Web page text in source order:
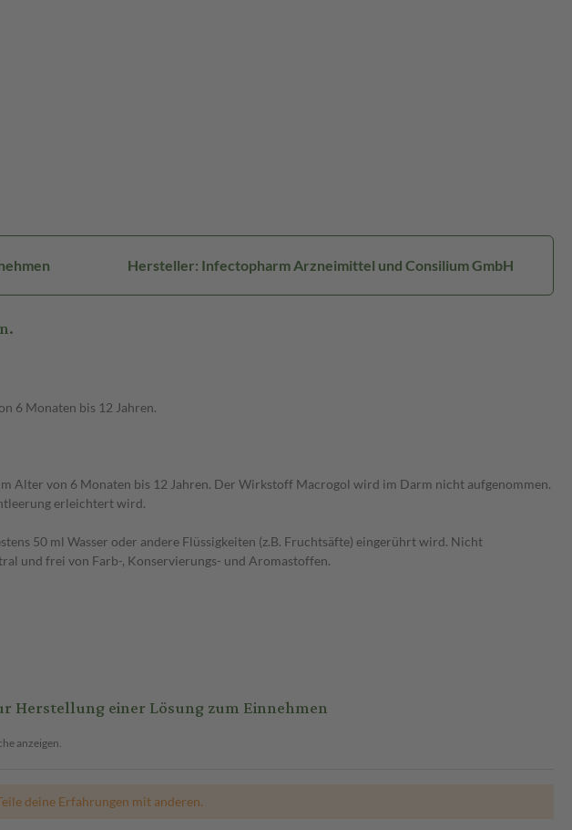
Hersteller: Infectopharm Arzneimittel und Consilium GmbH
6 Monaten bis 12 Jahren.
von 6 Monaten bis 12 Jahren. Der Wirkstoff Macrogol wird im Darm nicht aufgenommen.
erleichtert wird.
50 ml Wasser oder andere Flüssigkeiten (z.B. Fruchtsäfte) eingerührt wird. Nicht
und frei von Farb-, Konservierungs- und Aromastoffen.
Herstellung einer Lösung zum Einnehmen
anzeigen.
deine Erfahrungen mit anderen.